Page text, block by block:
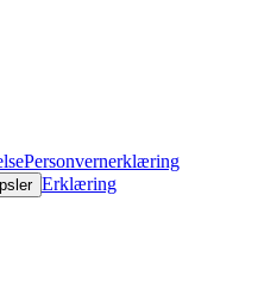
Personvernerklæring
Erklæring